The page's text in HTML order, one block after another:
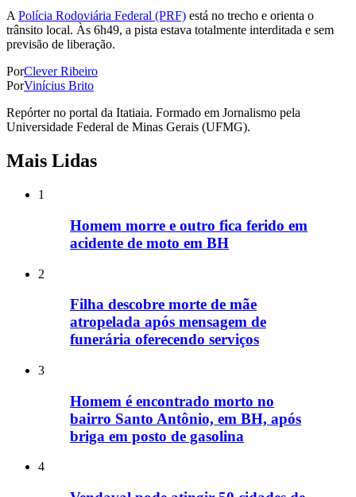
A Polícia Rodoviária Federal (PRF) está no trecho e orienta o
trânsito local. Às 6h49, a pista estava totalmente interditada e sem
previsão de liberação.
PorClever Ribeiro
PorVinícius Brito
Repórter no portal da Itatiaia. Formado em Jornalismo pela
Universidade Federal de Minas Gerais (UFMG).
Mais Lidas
1
Homem morre e outro fica ferido em
acidente de moto em BH
2
Filha descobre morte de mãe
atropelada após mensagem de
funerária oferecendo serviços
3
Homem é encontrado morto no
bairro Santo Antônio, em BH, após
briga em posto de gasolina
4